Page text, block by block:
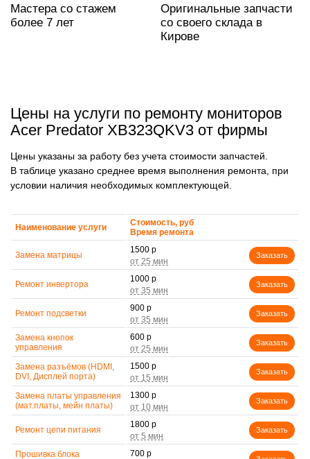
Мастера со стажем
более 7 лет
Оригинальные запчасти
со своего склада в
Кирове
Цены на услуги по ремонту мониторов
Acer Predator XB323QKV3 от фирмы
Цены указаны за работу без учета стоимости запчастей.
В таблице указано среднее время выполнения ремонта, при
условии наличия необходимых комплектующей.
Наименование услуги
Стоимость, руб
Время ремонта
Замена матрицы
1500 р
Заказать
Ремонт инвертора
1000 р
Заказать
Ремонт подсветки
900 р
Заказать
Замена кнопок
управления
600 р
Заказать
Замена разъёмов (HDMI,
DVI, Дисплей порта)
1500 р
Заказать
Замена платы управления
(мат.платы, мейн платы)
1300 р
Заказать
Ремонт цепи питания
1800 р
Заказать
Прошивка блока
700 р